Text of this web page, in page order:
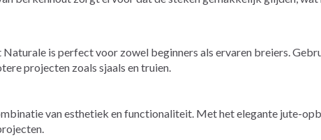
Naturale is perfect voor zowel beginners als ervaren breiers.
projecten zoals sjaals en truien.
van esthetiek en functionaliteit. Met het elegante jute-